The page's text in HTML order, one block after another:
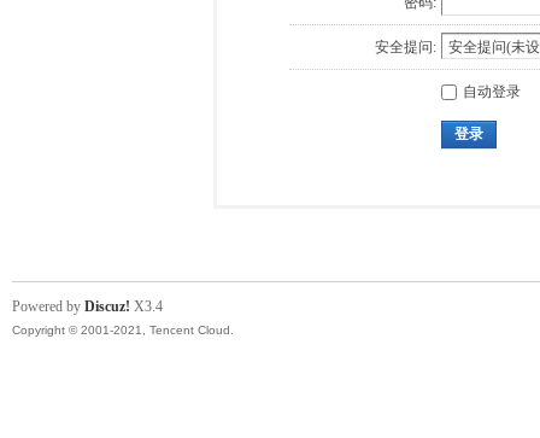
安全提问:
自动登录
登录
Powered by Discuz! X3.4
Copyright © 2001-2021, Tencent Cloud.